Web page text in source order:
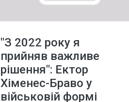
"З 2022 року я
прийняв важливе
рішення": Ектор
Хіменес-Браво у
військовій формі